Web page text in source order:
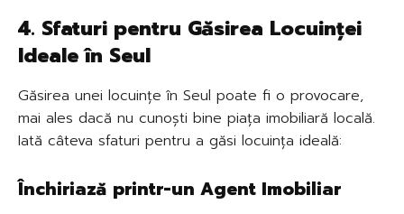
4. Sfaturi pentru Găsirea Locuinței
Ideale în Seul
Găsirea unei locuințe în Seul poate fi o provocare,
mai ales dacă nu cunoști bine piața imobiliară locală.
Iată câteva sfaturi pentru a găsi locuința ideală:
Închiriază printr-un Agent Imobiliar